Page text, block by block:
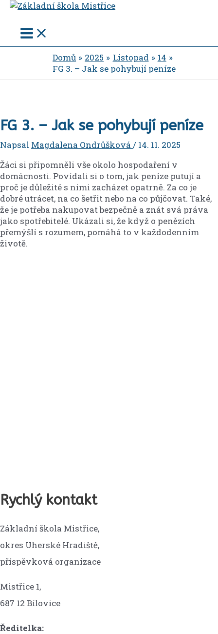
Přeskočit
obsah
Main
Menu
Domů 2025 Listopad
14
FG 3. – Jak se pohybují peníze
FG 3. – Jak se pohybují peníze
Napsal Magdalena Ondrůšková / 14. 11. 2025
Žáci si připomněli vše okolo hospodaření v
domácnosti. Povídali si o tom, jak peníze putují a
proč je důležité s nimi zacházet opatrně. Za co je
dobré utrácet, na co šetřit nebo na co půjčovat. Také,
že je potřeba nakupovat bezpečně a znát svá práva
jako spotřebitelé. Ukázali si, že když o penězích
přemýšlí s rozumem, pomáhá to v každodenním
životě.
Rychlý kontakt
Základní škola Mistřice,
okres Uherské Hradiště,
příspěvková organizace
Mistřice 1,
687 12 Bílovice
Ředitelka: